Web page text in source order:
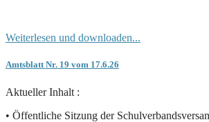
Weiterlesen und downloaden...
Amtsblatt Nr. 19 vom 17.6.26
Aktueller Inhalt :
• Öffentliche Sitzung der